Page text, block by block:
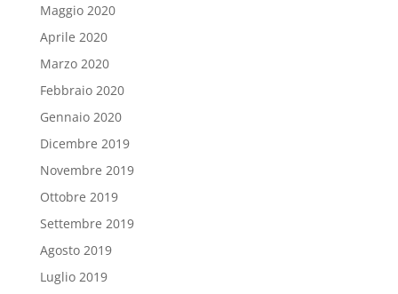
Maggio 2020
Aprile 2020
Marzo 2020
Febbraio 2020
Gennaio 2020
Dicembre 2019
Novembre 2019
Ottobre 2019
Settembre 2019
Agosto 2019
Luglio 2019